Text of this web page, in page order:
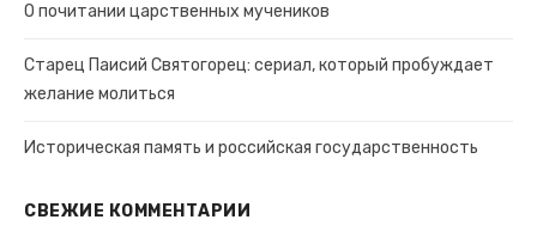
О почитании царственных мучеников
Старец Паисий Святогорец: сериал, который пробуждает
желание молиться
Историческая память и российская государственность
СВЕЖИЕ КОММЕНТАРИИ